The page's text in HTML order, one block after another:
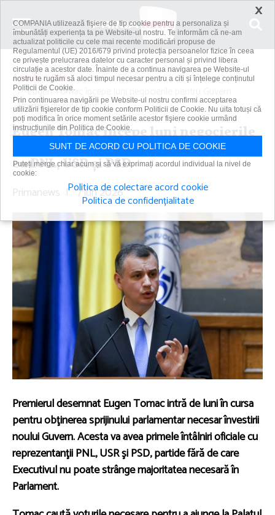
Acasă
Știri
Eugen Tomac începe luni negocierile pentru Guvern.
Primele discuţii sunt cu...
Eugen Tomac începe luni negocierile
pentru Guvern. Primele discuţii sunt
cu PNL, USR şi PSD
Primanews | 7 iun 2026
Premierul desemnat Eugen Tomac intră de luni în cursa
pentru obţinerea sprijinului parlamentar necesar învestirii
noului Guvern. Acesta va avea primele întâlniri oficiale cu
reprezentanţii PNL, USR şi PSD, partide fără de care
Executivul nu poate strânge majoritatea necesară în
Parlament.
×
COMPANIA utilizează fişiere de tip cookie pentru a personaliza și
îmbunătăți experiența ta pe Website-ul nostru. Te informăm că ne-am
actualizat politicile cu cele mai recente modificări propuse de
Regulamentul (UE) 2016/679 privind protecția persoanelor fizice în ceea
ce privește prelucrarea datelor cu caracter personal și privind libera
circulație a acestor date. Înainte de a continua navigarea pe Website-ul
nostru te rugăm să aloci timpul necesar pentru a citi și înțelege conținutul
Politicii de Cookie.
Prin continuarea navigării pe Website-ul nostru confirmi acceptarea
utilizării fişierelor de tip cookie conform Politicii de Cookie. Nu uita totuși că
poți modifica în orice moment setările acestor fişiere cookie urmând
instrucțiunile din Politica de Cookie.
SUNT DE ACORD CU POLITICA DE COOKIE
Puteți merge chiar acum și să vă exprimați acordul individual la nivel de
cookie:
Politica de colectare acord cookie
Politica de confidențialitate